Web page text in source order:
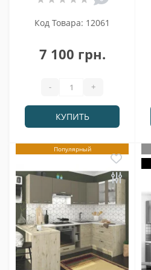
Код Товара: 12061
7 100 грн.
- +
КУПИТЬ
Популярный